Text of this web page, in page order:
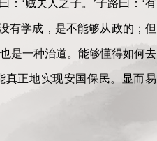
‘贼夫人之子。’子路曰：‘有
有学成，是不能够从政的；但
是一种治道。能够懂得如何去
正地实现安国保民。显而易